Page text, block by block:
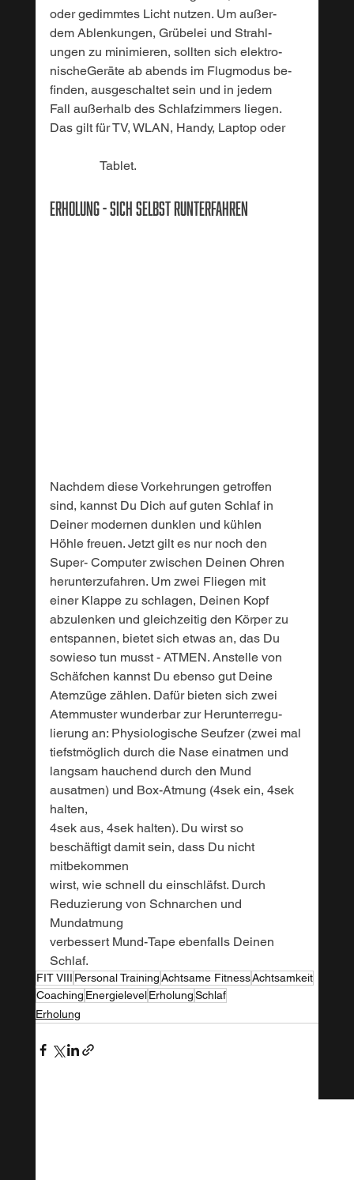
oder gedimmtes Licht nutzen. Um außer-
dem Ablenkungen, Grübelei und Strahl-
ungen zu minimieren, sollten sich elektro-
nischeGeräte ab abends im Flugmodus be-
finden, ausgeschaltet sein und in jedem
Fall außerhalb des Schlafzimmers liegen.
Das gilt für TV, WLAN, Handy, Laptop oder
	      Tablet.
Erholung - Sich selbst runterfahren
Nachdem diese Vorkehrungen getroffen
sind, kannst Du Dich auf guten Schlaf in
Deiner modernen dunklen und kühlen
Höhle freuen. Jetzt gilt es nur noch den
Super- Computer zwischen Deinen Ohren
herunterzufahren. Um zwei Fliegen mit
einer Klappe zu schlagen, Deinen Kopf
abzulenken und gleichzeitig den Körper zu
entspannen, bietet sich etwas an, das Du
sowieso tun musst - ATMEN. Anstelle von
Schäfchen kannst Du ebenso gut Deine
Atemzüge zählen. Dafür bieten sich zwei
Atemmuster wunderbar zur Herunterregu-
lierung an: Physiologische Seufzer (zwei mal
tiefstmöglich durch die Nase einatmen und
langsam hauchend durch den Mund
ausatmen) und Box-Atmung (4sek ein, 4sek
halten,
4sek aus, 4sek halten). Du wirst so
beschäftigt damit sein, dass Du nicht
mitbekommen
wirst, wie schnell du einschläfst. Durch
Reduzierung von Schnarchen und
Mundatmung
verbessert Mund-Tape ebenfalls Deinen
Schlaf.
FIT VIII Personal TrainingAchtsame FitnessAchtsamkeit
Coaching Energielevel ErholungSchlaf
Erholung